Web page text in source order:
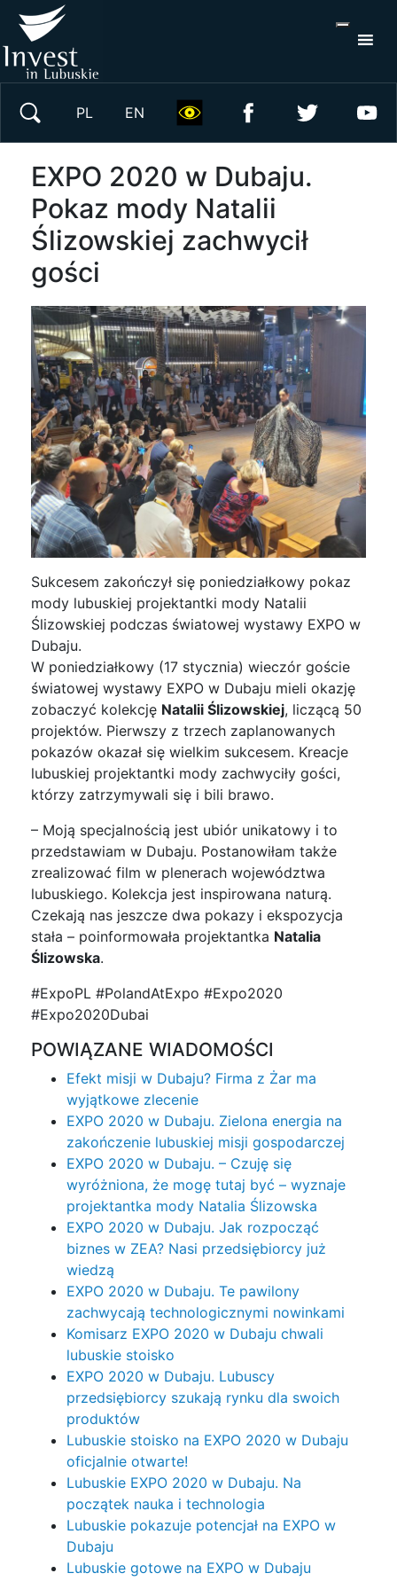
PL EN
EXPO 2020 w Dubaju.
Pokaz mody Natalii
Ślizowskiej zachwycił
gości
Sukcesem zakończył się poniedziałkowy pokaz
mody lubuskiej projektantki mody Natalii
Ślizowskiej podczas światowej wystawy EXPO w
Dubaju.
W poniedziałkowy (17 stycznia) wieczór goście
światowej wystawy EXPO w Dubaju mieli okazję
zobaczyć kolekcję Natalii Ślizowskiej, liczącą 50
projektów. Pierwszy z trzech zaplanowanych
pokazów okazał się wielkim sukcesem. Kreacje
lubuskiej projektantki mody zachwyciły gości,
którzy zatrzymywali się i bili brawo.
– Moją specjalnością jest ubiór unikatowy i to
przedstawiam w Dubaju. Postanowiłam także
zrealizować film w plenerach województwa
lubuskiego. Kolekcja jest inspirowana naturą.
Czekają nas jeszcze dwa pokazy i ekspozycja
stała – poinformowała projektantka Natalia
Ślizowska.
#ExpoPL #PolandAtExpo #Expo2020
#Expo2020Dubai
POWIĄZANE WIADOMOŚCI
Efekt misji w Dubaju? Firma z Żar ma
wyjątkowe zlecenie
EXPO 2020 w Dubaju. Zielona energia na
zakończenie lubuskiej misji gospodarczej
EXPO 2020 w Dubaju. – Czuję się
wyróżniona, że mogę tutaj być – wyznaje
projektantka mody Natalia Ślizowska
EXPO 2020 w Dubaju. Jak rozpocząć
biznes w ZEA? Nasi przedsiębiorcy już
wiedzą
EXPO 2020 w Dubaju. Te pawilony
zachwycają technologicznymi nowinkami
Komisarz EXPO 2020 w Dubaju chwali
lubuskie stoisko
EXPO 2020 w Dubaju. Lubuscy
przedsiębiorcy szukają rynku dla swoich
produktów
Lubuskie stoisko na EXPO 2020 w Dubaju
oficjalnie otwarte!
Lubuskie EXPO 2020 w Dubaju. Na
początek nauka i technologia
Lubuskie pokazuje potencjał na EXPO w
Dubaju
Lubuskie gotowe na EXPO w Dubaju
Wyszukaj w serwisie